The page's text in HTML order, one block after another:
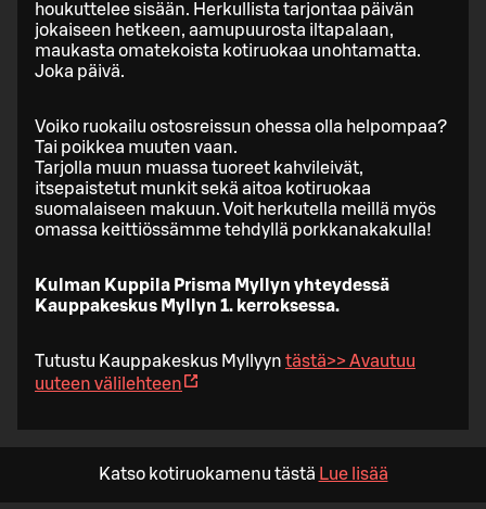
houkuttelee sisään. Herkullista tarjontaa päivän
jokaiseen hetkeen, aamupuurosta iltapalaan,
maukasta omatekoista kotiruokaa unohtamatta.
Joka päivä.
Voiko ruokailu ostosreissun ohessa olla helpompaa?
Tai poikkea muuten vaan.
Tarjolla muun muassa tuoreet kahvileivät,
itsepaistetut munkit sekä aitoa kotiruokaa
suomalaiseen makuun. Voit herkutella meillä myös
omassa keittiössämme tehdyllä porkkanakakulla!
Kulman Kuppila Prisma Myllyn yhteydessä
Kauppakeskus Myllyn 1. kerroksessa.
Tutustu Kauppakeskus Myllyyn tästä>>Avautuu
uuteen välilehteen
Katso kotiruokamenu tästä Lue lisää